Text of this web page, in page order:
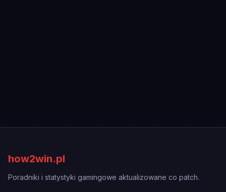
how2win.pl
Poradniki i statystyki gamingowe aktualizowane co patch.